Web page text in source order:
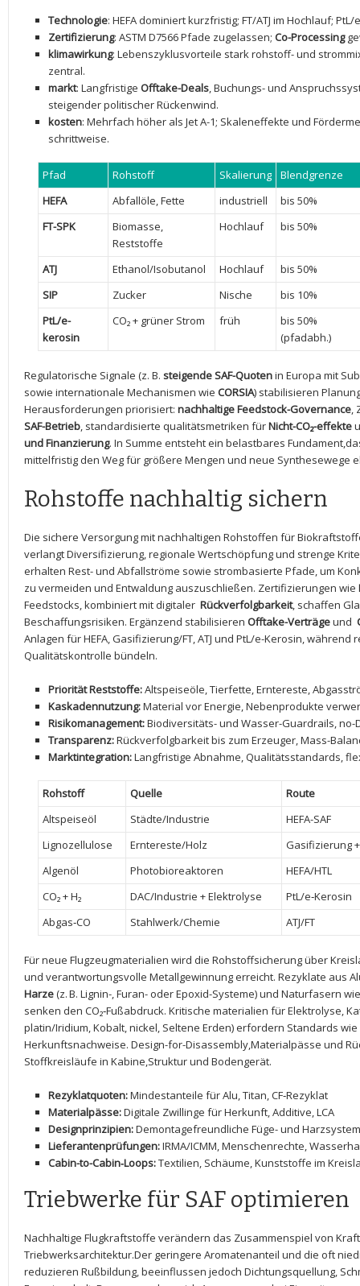
Technologie: HEFA dominiert kurzfristig; FT/ATJ im⁤ Hochlauf;
Zertifizierung: ASTM⁣ D7566 ⁤Pfade zugelassen; Co-Processing
klimawirkung: Lebenszyklusvorteile stark rohstoff-⁢ und
⁤zentral.
markt: Langfristige Offtake-Deals, Buchungs- und
steigender politischer Rückenwind.
kosten: Mehrfach höher als ‌Jet A-1; Skaleneffekte und
schrittweise.
Pfad Rohstoff Skalierung
Blendgrenze
HEFA
Abfallöle,‌ Fette industriell
bis 50%
FT-SPK
Biomasse,
⁤Reststoffe
Hochlauf bis‌ 50%
ATJ Ethanol/Isobutanol Hochlauf
bis 50%
SIP
Zucker Nische
bis 10%
PtL/e-
kerosin
CO₂ + grüner Strom früh
bis 50%
(pfadabh.)
Regulatorische ⁢Signale (z. B. steigende SAF-Quotenin Europa ⁤mit
sowie internationale Mechanismen wie CORSIA) stabilisieren
Herausforderungen‍ priorisiert:⁤ nachhaltige Feedstock-Governance,
SAF-Betrieb, standardisierte qualitätsmetriken fürNicht-CO₂-effekte
‍und Finanzierung. ⁣In‌ Summe entsteht ein belastbares
mittelfristig den Weg ​für größere Mengen und⁢ neue Synthesewege
Rohstoffe nachhaltig sichern
Die⁤ sichere Versorgung mit nachhaltigen ⁣Rohstoffen für
verlangt ⁣Diversifizierung, ⁤regionale ‍Wertschöpfung​ und strenge
erhalten Rest- und Abfallströme sowie strombasierte‌ Pfade, um
zu vermeiden⁣ und Entwaldung auszuschließen. ⁢Zertifizierungen ⁣wie
Feedstocks, kombiniert mit digitaler ⁤ Rückverfolgbarkeit, ⁤schaffen
Beschaffungsrisiken.⁤ Ergänzend stabilisieren Offtake-Verträgeund ⁤
Anlagen für ‌HEFA, Gasifizierung/FT, ATJ und PtL/e-Kerosin, während‍
Qualitätskontrolle bündeln.
Priorität⁤ Reststoffe:Altspeiseöle, Tierfette, Erntereste,
Kaskadennutzung:Material ​vor ‌Energie, Nebenprodukte
Risikomanagement:‌Biodiversitäts- und⁣ Wasser-Guardrails, no-
Transparenz:‍Rückverfolgbarkeit bis zum Erzeuger,⁣ Mass-
Marktintegration:Langfristige Abnahme, Qualitätsstandards,
Rohstoff Quelle
Route
Altspeiseöl
Städte/Industrie
HEFA-SAF
Lignozellulose
Erntereste/Holz
Gasifizierung +
Algenöl
Photobioreaktoren
HEFA/HTL
CO₂ +⁣ H₂
DAC/Industrie⁤ + Elektrolyse
PtL/e‑Kerosin
Abgas‑CO
Stahlwerk/Chemie ATJ/FT
Für neue ⁢Flugzeugmaterialien wird die Rohstoffsicherung über
und verantwortungsvolle⁢ Metallgewinnung ‍erreicht. Rezyklate aus
Harze(z. B.⁢ Lignin-,‌ Furan- oder Epoxid-Systeme) und Naturfasern
senken den ⁢CO₂‑Fußabdruck. Kritische materialien für⁣ Elektrolyse,
platin/Iridium, Kobalt, nickel, Seltene Erden) erfordern Standards wie
Herkunftsnachweise. Design-for-Disassembly,Materialpässe und
Stoffkreisläufe⁣ in​ Kabine,Struktur und ⁤Bodengerät.
Rezyklatquoten:Mindestanteile für Alu, Titan,⁢ CF‑Rezyklat
Materialpässe:Digitale ‍Zwillinge für⁣ Herkunft, ‌Additive, LCA
Designprinzipien:Demontagefreundliche ‍Füge-​ und
Lieferantenprüfungen:‌IRMA/ICMM, ⁤Menschenrechte,
Cabin-to-Cabin‑Loops:Textilien, Schäume,‌ Kunststoffe im
Triebwerke für SAF optimieren
Nachhaltige Flugkraftstoffe verändern das Zusammenspiel von‌
Triebwerksarchitektur.Der geringere ​Aromatenanteil und ⁢die oft
reduzieren Rußbildung, beeinflussen jedoch ​Dichtungsquellung,